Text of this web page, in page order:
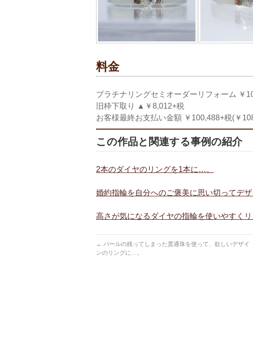
料金
プラチナリングセミオーダーリフォーム ￥
旧枠下取り ▲￥8,012+税
お客様最終お支払い金額 ￥100,488+税(￥
この作品と関連する事例の紹介
2本のダイヤのリングを1本に…。
婚約指輪を自分へのご褒美に思い切ってデ
高さが気になるダイヤの指輪を使いやすくリ
← パールの残ってしまった貫通珠を使って、欲しいデザイ
ンのリングに…。